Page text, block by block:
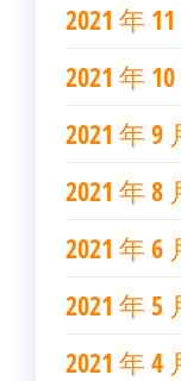
2021 年 11
2021 年 10
2021 年 9
2021 年 8
2021 年 6
2021 年 5
2021 年 4